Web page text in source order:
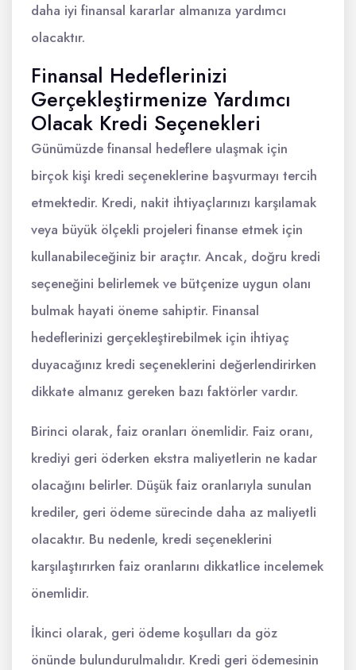
daha iyi finansal kararlar almanıza yardımcı
olacaktır.
Finansal Hedeflerinizi
Gerçekleştirmenize Yardımcı
Olacak Kredi Seçenekleri
Günümüzde finansal hedeflere ulaşmak için
birçok kişi kredi seçeneklerine başvurmayı tercih
etmektedir. Kredi, nakit ihtiyaçlarınızı karşılamak
veya büyük ölçekli projeleri finanse etmek için
kullanabileceğiniz bir araçtır. Ancak, doğru kredi
seçeneğini belirlemek ve bütçenize uygun olanı
bulmak hayati öneme sahiptir. Finansal
hedeflerinizi gerçekleştirebilmek için ihtiyaç
duyacağınız kredi seçeneklerini değerlendirirken
dikkate almanız gereken bazı faktörler vardır.
Birinci olarak, faiz oranları önemlidir. Faiz oranı,
krediyi geri öderken ekstra maliyetlerin ne kadar
olacağını belirler. Düşük faiz oranlarıyla sunulan
krediler, geri ödeme sürecinde daha az maliyetli
olacaktır. Bu nedenle, kredi seçeneklerini
karşılaştırırken faiz oranlarını dikkatlice incelemek
önemlidir.
İkinci olarak, geri ödeme koşulları da göz
önünde bulundurulmalıdır. Kredi geri ödemesinin